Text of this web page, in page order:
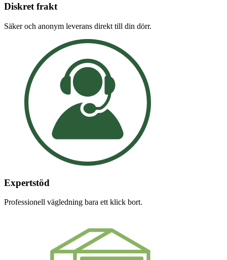
Diskret frakt
Säker och anonym leverans direkt till din dörr.
Expertstöd
Professionell vägledning bara ett klick bort.